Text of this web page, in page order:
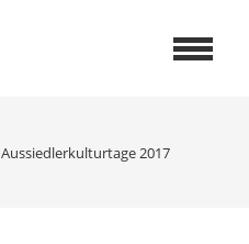
Aussiedlerkulturtage 2017